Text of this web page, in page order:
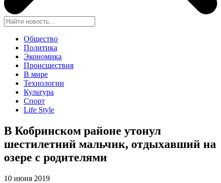
Общество
Политика
Экономика
Происшествия
В мире
Технологии
Культура
Спорт
Life Style
В Кобринском районе утонул
шестилетний мальчик, отдыхавший на
озере с родителями
10 июня 2019